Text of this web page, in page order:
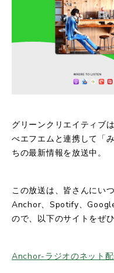
グリーンクリエイティブ
べエフエムと連携して「
ちの最新情報を放送中。
この放送は、皆さんにい
Anchor、Spotify、
ので、以下のサイトをぜ
Anchor-ラジオのネット配